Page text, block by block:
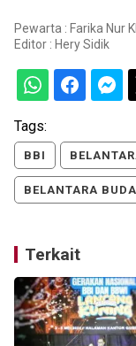
Pewarta : Farika Nur
Editor : Hery Sidik
Tags:
BBI
BELANTARA
Terkait